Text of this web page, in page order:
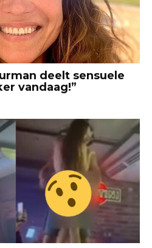
deelt sensuele
vandaag!”